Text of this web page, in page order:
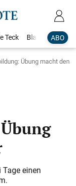
ABO
Teck Blaulicht
Übung macht den
einen